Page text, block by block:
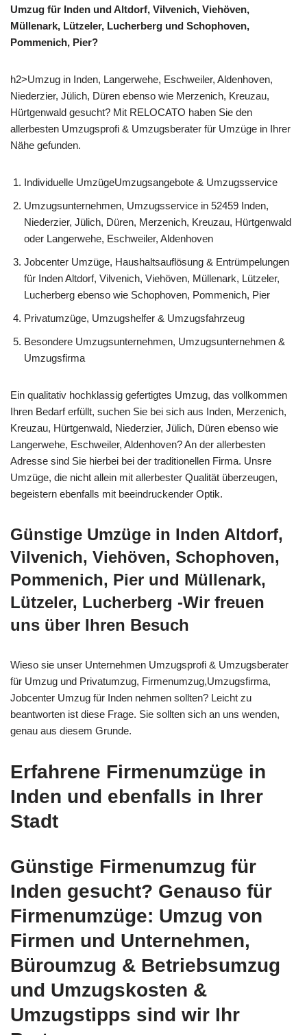
Umzug für Inden und Altdorf, Vilvenich, Viehöven,
Müllenark, Lützeler, Lucherberg und Schophoven,
Pommenich, Pier?
h2>Umzug in Inden, Langerwehe, Eschweiler, Aldenhoven,
Niederzier, Jülich, Düren ebenso wie Merzenich, Kreuzau,
Hürtgenwald gesucht? Mit RELOCATO haben Sie den
allerbesten Umzugsprofi & Umzugsberater für Umzüge in Ihrer
Nähe gefunden.
Individuelle UmzügeUmzugsangebote & Umzugsservice
Umzugsunternehmen, Umzugsservice in 52459 Inden,
Niederzier, Jülich, Düren, Merzenich, Kreuzau, Hürtgenwald
oder Langerwehe, Eschweiler, Aldenhoven
Jobcenter Umzüge, Haushaltsauflösung & Entrümpelungen
für Inden Altdorf, Vilvenich, Viehöven, Müllenark, Lützeler,
Lucherberg ebenso wie Schophoven, Pommenich, Pier
Privatumzüge, Umzugshelfer & Umzugsfahrzeug
Besondere Umzugsunternehmen, Umzugsunternehmen &
Umzugsfirma
Ein qualitativ hochklassig gefertigtes Umzug, das vollkommen
Ihren Bedarf erfüllt, suchen Sie bei sich aus Inden, Merzenich,
Kreuzau, Hürtgenwald, Niederzier, Jülich, Düren ebenso wie
Langerwehe, Eschweiler, Aldenhoven? An der allerbesten
Adresse sind Sie hierbei bei der traditionellen Firma. Unsre
Umzüge, die nicht allein mit allerbester Qualität überzeugen,
begeistern ebenfalls mit beeindruckender Optik.
Günstige Umzüge in Inden Altdorf,
Vilvenich, Viehöven, Schophoven,
Pommenich, Pier und Müllenark,
Lützeler, Lucherberg -Wir freuen
uns über Ihren Besuch
Wieso sie unser Unternehmen Umzugsprofi & Umzugsberater
für Umzug und Privatumzug, Firmenumzug,Umzugsfirma,
Jobcenter Umzug für Inden nehmen sollten? Leicht zu
beantworten ist diese Frage. Sie sollten sich an uns wenden,
genau aus diesem Grunde.
Erfahrene Firmenumzüge in
Inden und ebenfalls in Ihrer
Stadt
Günstige Firmenumzug für
Inden gesucht? Genauso für
Firmenumzüge: Umzug von
Firmen und Unternehmen,
Büroumzug & Betriebsumzug
und Umzugskosten &
Umzugstipps sind wir Ihr